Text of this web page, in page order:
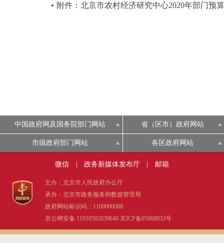
附件：北京市农村经济研究中心2020年部门预
中国政府网及国务院部门网站 省（区市）政府网站
市级政府部门网站 各区政府网站
微信 政务新媒体发布厅 邮箱
主办：北京市人民政府办公厅
承办：北京市政务服务和数据管理局
政府网站标识码：1100000088
京公网安备 11010502039640 京ICP备05060933号